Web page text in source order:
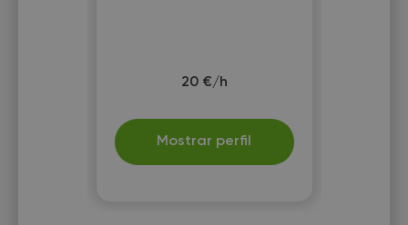
20 €/h
Mostrar perfil